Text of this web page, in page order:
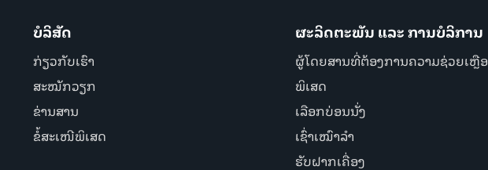
ບໍລິສັດ
ກ່ຽວກັບເຮົາ
ສະໝັກວຽກ
ຂ່ານສານ
ຂໍ້ສະເໜີພິເສດ
ຜະລິດຕະພັນ ແລະ ການບໍລິການ
ຜູ້ໂດຍສານທີ່ຕ້ອງການຄວາມຊ່ວຍເຫຼືອ
ພິເສດ
ເລືອກບ່ອນນັ່ງ
ເຊົ່າເໝົາລຳ
ຮັບຝາກເຄື່ອງ